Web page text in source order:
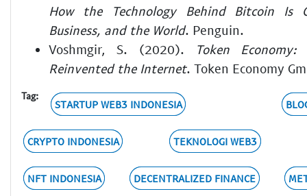
How the Technology Behind Bitcoin Is
Business, and the World. Penguin.
Voshmgir, S. (2020).
Token
Reinvented the Internet. Token Economy
Tag:
STARTUP WEB3 INDONESIA
CRYPTO INDONESIA TEKNOLOGI WEB3
NFT INDONESIA DECENTRALIZED FINANCE